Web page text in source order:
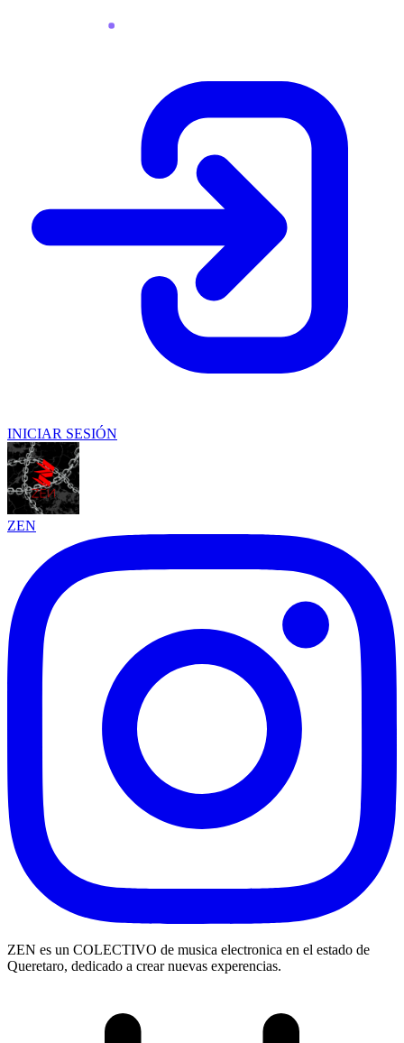
INICIAR SESIÓN
ZEN
ZEN es un COLECTIVO de musica electronica en el estado de
Queretaro, dedicado a crear nuevas experencias.